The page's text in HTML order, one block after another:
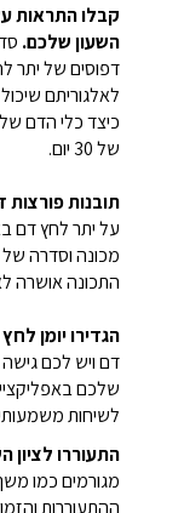
קבלו התראות
השעון שלכם.
דפוסים של יתר
לאלגוריתם
כיצד כלי הדם
של 30 יום.
תובנות פורצות
על יתר לחץ דם
התכונה אושרה
הגדירו יומן
דם ויש לכם
שלכם
לשיחות
התעוררו לציון
מגורמים כמו
ההתעוררות